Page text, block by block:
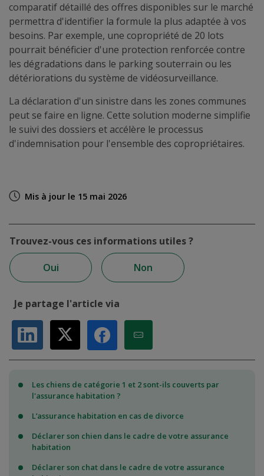
comparatif détaillé des offres disponibles sur le marché
permettra d'identifier la formule la plus adaptée à vos
besoins. Par exemple, une copropriété de 20 lots
pourrait bénéficier d'une protection renforcée contre
les dégradations dans le parking souterrain ou les
détériorations du système de vidéosurveillance.
La déclaration d'un sinistre dans les zones communes
peut se faire en ligne. Cette solution moderne simplifie
le suivi des dossiers et accélère le processus
d'indemnisation pour l'ensemble des copropriétaires.
Mis à jour le 15 mai 2026
Trouvez-vous ces informations utiles ?
Oui Non
Je partage l'article via
Partager sur LinkedIn
Partager sur XPartager sur Facebook
Partager par Email
Les chiens de catégorie 1 et 2 sont-ils couverts par
l'assurance habitation ?
L’assurance habitation en cas de divorce
Déclarer son chien dans le cadre de votre assurance
habitation
Déclarer son chat dans le cadre de votre assurance